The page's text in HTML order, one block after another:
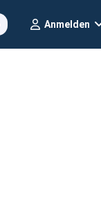
Anmelden